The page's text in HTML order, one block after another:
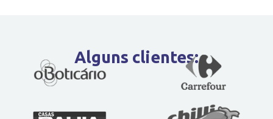
Alguns clientes: